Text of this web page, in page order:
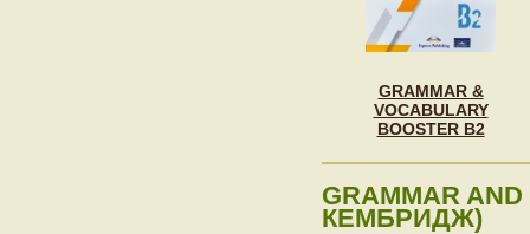
GRAMMAR &
VOCABULARY
BOOSTER B2
GRAMMAR
КЕМБРИДЖ)